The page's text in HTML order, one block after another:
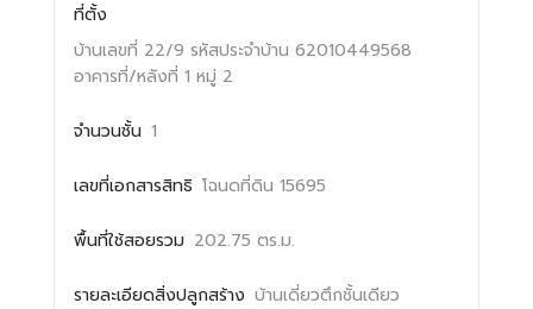
ที่ตั้ง
บ้านเลขที่ 22/9 รหัสประจำบ้าน 62010449568
อาคารที่/หลังที่ 1 หมู่ 2
จำนวนชั้น 1
เลขที่เอกสารสิทธิ โฉนดที่ดิน 15695
พื้นที่ใช้สอยรวม 202.75 ตร.ม.
รายละเอียดสิ่งปลูกสร้าง บ้านเดี่ยวตึกชั้นเดียว